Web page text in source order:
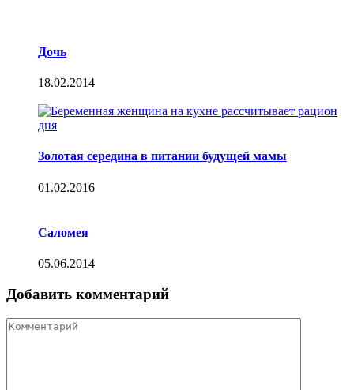
Дочь
18.02.2014
Золотая середина в питании будущей мамы
01.02.2016
Саломея
05.06.2014
Добавить комментарий